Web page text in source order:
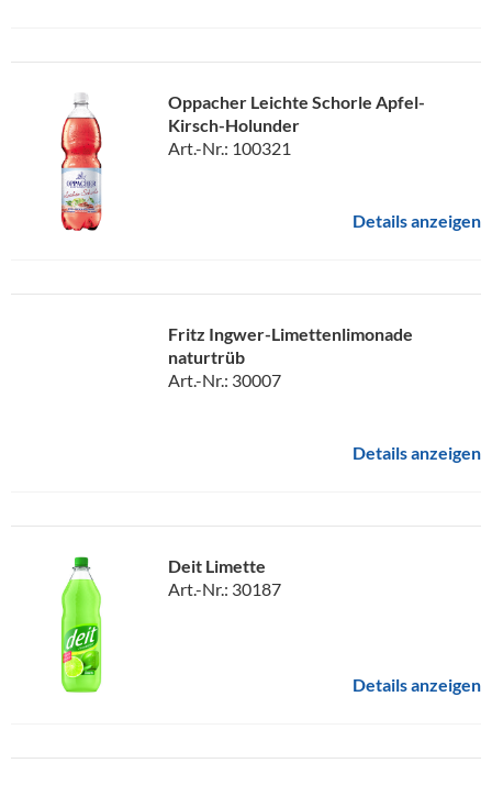
Oppacher Leichte Schorle Apfel-
Kirsch-Holunder
Art.-Nr.: 100321
Details anzeigen
Fritz Ingwer-Limettenlimonade
naturtrüb
Art.-Nr.: 30007
Details anzeigen
Deit Limette
Art.-Nr.: 30187
Details anzeigen